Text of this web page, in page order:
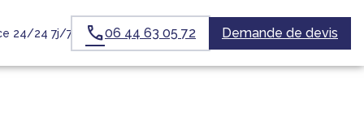
24/24 7j/7 06 44 63 05 72 Demande de devis
NOTRE AGENCENOTRE HISTOIRE ESPACES HOMMAGES